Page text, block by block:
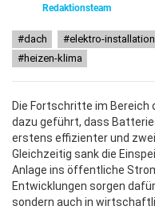
Redaktionsteam
dach elektro-installation
heizen-klima
Die Fortschritte im Bereich
dazu geführt, dass
erstens effizienter und
Gleichzeitig sank die
Anlage ins öffentliche
Entwicklungen sorgen
sondern auch in